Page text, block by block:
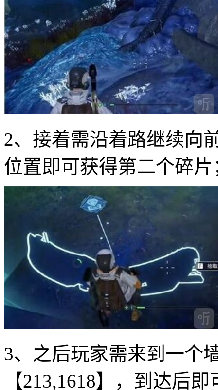
2、接着需沿着路继续向
位置即可获得第二个碎片
3、之后玩家需来到一个
【213,1618】，到达后